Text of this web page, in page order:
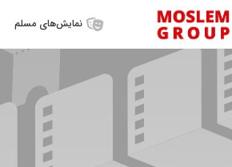
نمایش‌‌های مسلم